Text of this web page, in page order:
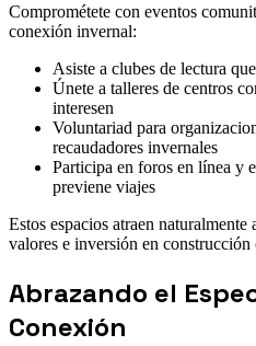
Comprométete con eventos
conexión invernal:
Asiste a clubes de lectura
Únete a talleres de centros
interesen
Voluntariad para
recaudadores invernales
Participa en foros en línea y
previene viajes
Estos espacios atraen naturalmente
valores e inversión en construcción
Abrazando el
Conexión